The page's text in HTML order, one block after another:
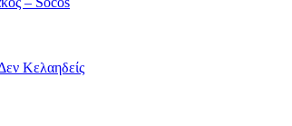
Κελαηδείς